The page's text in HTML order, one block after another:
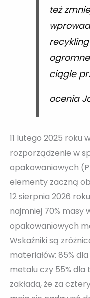
też
ciągle
ocenia
11 lutego 2025 roku
rozporządzenie w
opakowaniowych
elementy zaczną
12 sierpnia 2026
najmniej 70% masy
opakowaniowych
Wskaźniki są
materiałów: 85%
metalu czy 55% dla
zakłada, że za